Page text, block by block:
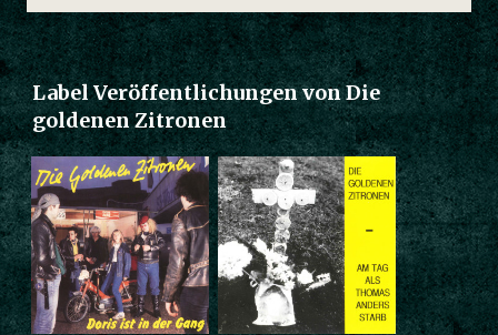
Label Veröffentlichungen von Die
goldenen Zitronen